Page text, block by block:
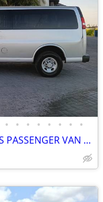
• • • • • • • •
2019 CHEVROLET EXPRESS PASSENGER VAN 110 MIL MILLAS